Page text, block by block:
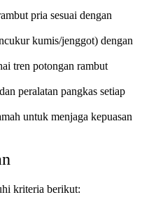
pria sesuai dengan
kumis/jenggot) dengan
tren potongan rambut
peralatan pangkas setiap
untuk menjaga kepuasan
kriteria berikut: